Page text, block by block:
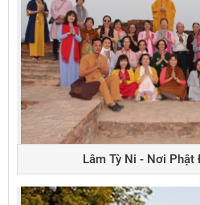
Lâm Tỳ Ni - Nơi Phật